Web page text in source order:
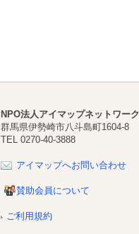
NPO法人アイマップネットワーク
群馬県伊勢崎市八斗島町1604-8
TEL 0270-40-3888
アイマップへお問い合わせ
賛助会員について
ご利用規約